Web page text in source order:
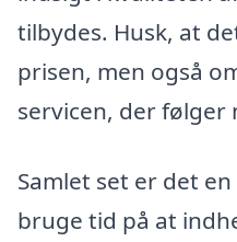
tilbydes. Husk, at
prisen, men også
servicen, der følger
Samlet set er det
bruge tid på at